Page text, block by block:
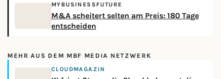
MYBUSINESSFUTURE
M&A scheitert selten am Preis: 180 Tage
entscheiden
MEHR AUS DEM MBF MEDIA NETZWERK
CLOUDMAGAZIN